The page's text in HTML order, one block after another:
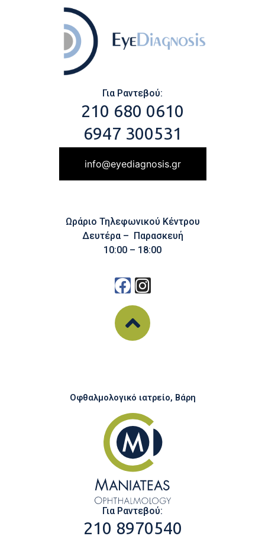
Για Ραντεβού:
210 680 0610
6947 300531
info@eyediagnosis.gr
Ωράριο Τηλεφωνικού Κέντρου
Δευτέρα – Παρασκευή
10:00 – 18:00
Οφθαλμολογικό ιατρείο, Βάρη
Για Ραντεβού:
210 8970540